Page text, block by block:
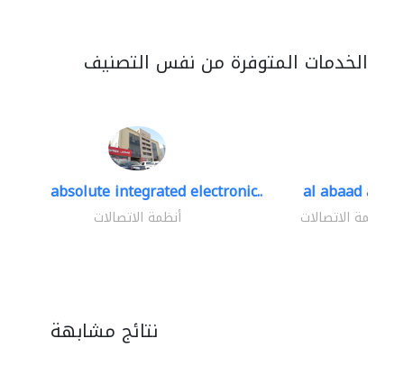
الخدمات المتوفرة من نفس التصنيف
absolute integrated electronic..
أنظمة الاتصالات
al abaad al..
أنظمة الاتصالات
نتائج مشابهة